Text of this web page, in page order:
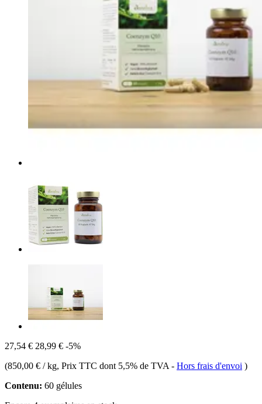
27,54 € 28,99 € -5%
(850,00 € / kg, Prix TTC dont 5,5% de TVA - Hors frais d'envoi )
Contenu: 60 gélules